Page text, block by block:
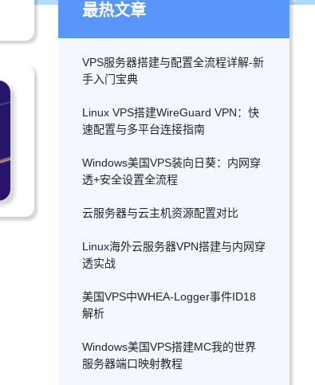
最热文章
VPS服务器搭建与配置全流程详解-新
手入门宝典
Linux VPS搭建WireGuard VPN：快
速配置与多平台连接指南
Windows美国VPS装向日葵：内网穿
透+安全设置全流程
云服务器与云主机资源配置对比
Linux海外云服务器VPN搭建与内网穿
透实战
美国VPS中WHEA-Logger事件ID18
解析
Windows美国VPS搭建MC我的世界
服务器端口映射教程